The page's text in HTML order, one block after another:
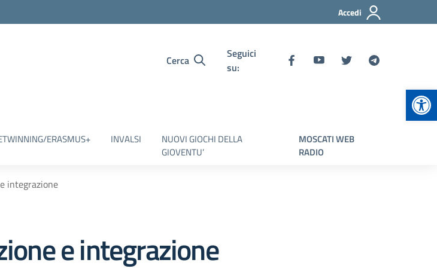
Accedi
Cerca
Seguici
su:
ERASMUS+ INVALSI
NUOVI GIOCHI DELLA
GIOVENTU’
MOSCATI WEB
RADIO
integrazione
e integrazione